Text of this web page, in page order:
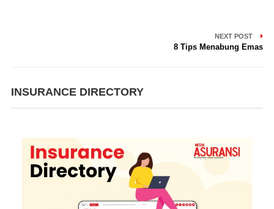
NEXT POST
8 Tips Menabung Emas
INSURANCE DIRECTORY